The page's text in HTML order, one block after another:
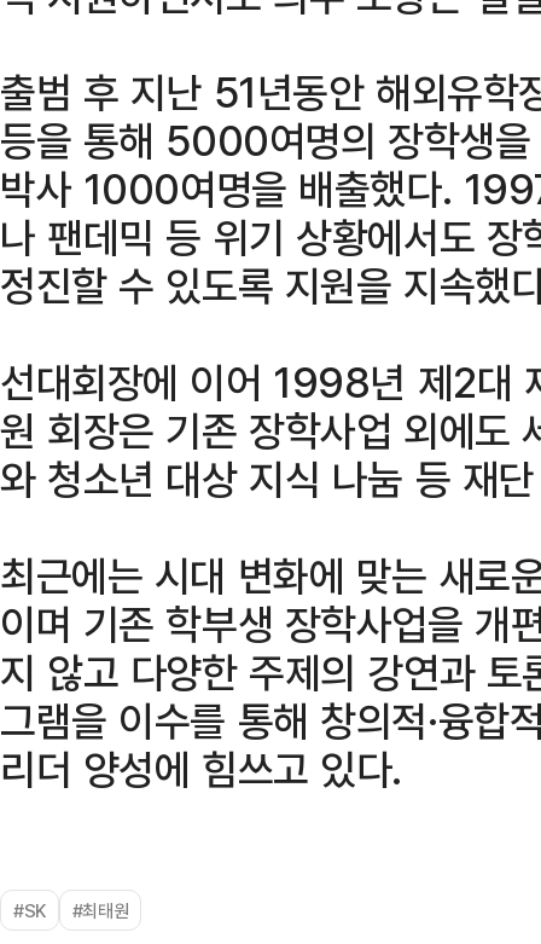
출범 후 지난 51년동안 해외유학
등을 통해 5000여명의 장학생
박사 1000여명을 배출했다.
나 팬데믹 등 위기 상황에서도
정진할 수 있도록 지원을 지속했
선대회장에 이어 1998년 제2대
원 회장은 기존 장학사업 외에도
와 청소년 대상 지식 나눔 등 재
최근에는 시대 변화에 맞는 새로
이며 기존 학부생 장학사업을 개
지 않고 다양한 주제의 강연과
그램을 이수를 통해 창의적·융합
리더 양성에 힘쓰고 있다.
#SK #최태원